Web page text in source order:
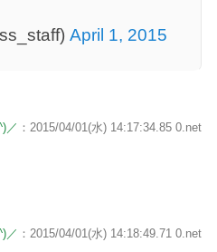
April 1, 2015
／ ：2015/04/01(水) 14:17:34.85 0.net
／ ：2015/04/01(水) 14:18:49.71 0.net